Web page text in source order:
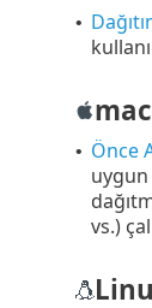
•
• Önce
uygun
vs.)